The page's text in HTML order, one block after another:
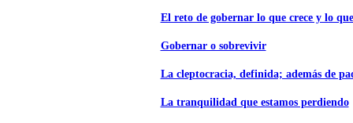
El reto de gobernar lo que crece y lo
Gobernar o sobrevivir
La cleptocracia, definida; además de
La tranquilidad que estamos perdiendo